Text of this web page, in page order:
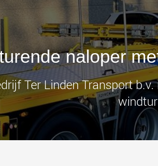
naloper
Ter Linden Transport